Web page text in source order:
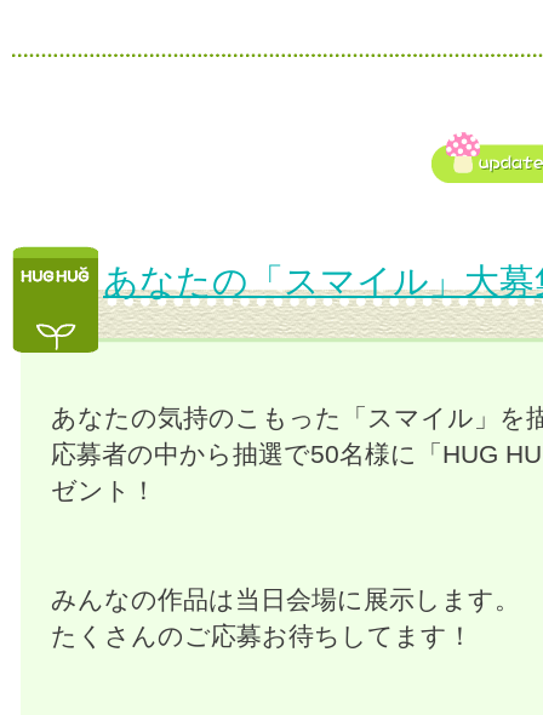
あなたの「スマイル」大募
あなたの気持のこもった「スマイル」を
応募者の中から抽選で50名様に「HUG
ゼント！
みんなの作品は当日会場に展示します。
たくさんのご応募お待ちしてます！